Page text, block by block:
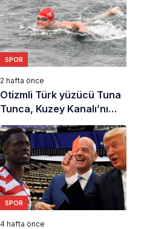
SPOR
2 hafta önce
Otizmli Türk yüzücü Tuna
Tunca, Kuzey Kanalı’nı
geçti
SPOR
4 hafta önce